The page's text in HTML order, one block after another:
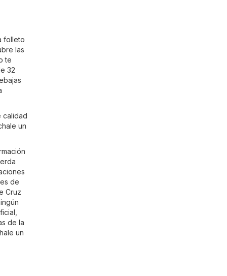
folleto
las
te
32
calidad
un
de
Cruz
de la
un